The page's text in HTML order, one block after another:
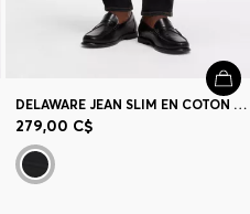
DELAWARE JEAN SLIM EN COTON STRETCH MÉLANGÉ NOIR
279,00 C$